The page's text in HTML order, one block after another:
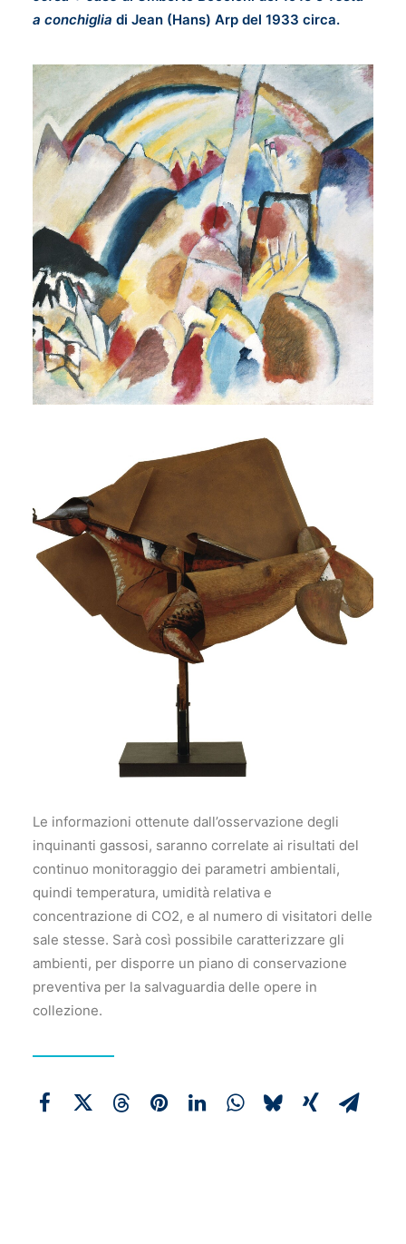
a conchiglia di Jean (Hans) Arp del 1933 circa.
Le informazioni ottenute dall’osservazione degli
inquinanti gassosi, saranno correlate ai risultati del
continuo monitoraggio dei parametri ambientali,
quindi temperatura, umidità relativa e
concentrazione di CO2, e al numero di visitatori delle
sale stesse. Sarà così possibile caratterizzare gli
ambienti, per disporre un piano di conservazione
preventiva per la salvaguardia delle opere in
collezione.